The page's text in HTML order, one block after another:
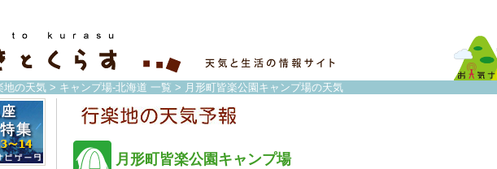
地の天気 > キャンプ場-北海道 一覧 > 月形町皆楽公園キャンプ場の天気
月形町皆楽公園キャンプ場